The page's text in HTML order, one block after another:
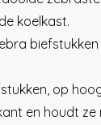
koelkast.
op
en houdt ze